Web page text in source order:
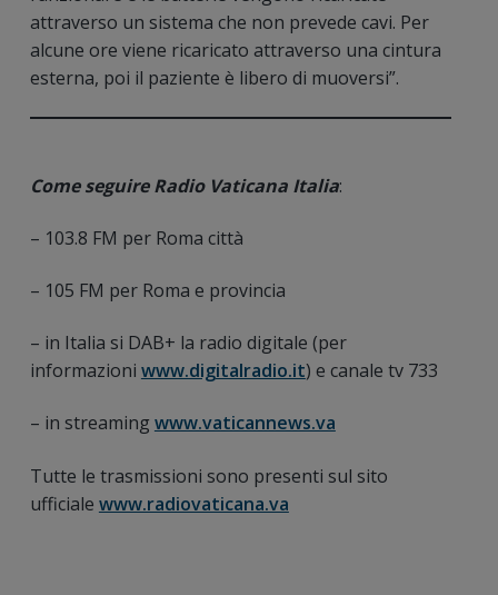
attraverso un sistema che non prevede cavi. Per
alcune ore viene ricaricato attraverso una cintura
esterna, poi il paziente è libero di muoversi”.
Come seguire Radio Vaticana Italia:
– 103.8 FM per Roma città
– 105 FM per Roma e provincia
– in Italia si DAB+ la radio digitale (per
informazioni www.digitalradio.it) e canale tv 733
– in streaming www.vaticannews.va
Tutte le trasmissioni sono presenti sul sito
ufficiale www.radiovaticana.va